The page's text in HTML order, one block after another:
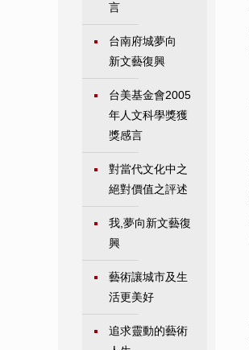
言
台南府城夢向
新文藝復興
台美基金會2005
年人文科學獎獲
獎感言
對當代文化中之
絕對價值之評述
我,夢向新文藝復
興
藝術讓城市及生
活更美好
追求靈動的藝術